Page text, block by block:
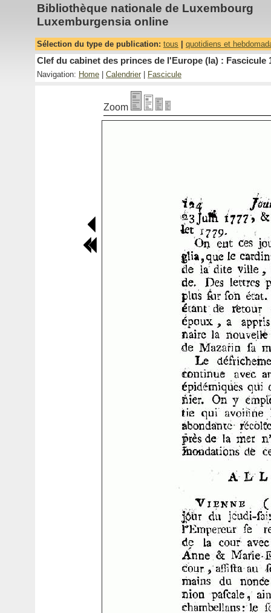
Bibliothèque nationale de Luxembourg
Luxemburgensia online
Sélection du type de publication: tous quotidiens et
Clef du cabinet des princes de l'Europe (la) : Fascicule
Navigation: Home Calendrier Fascicule
Zoom